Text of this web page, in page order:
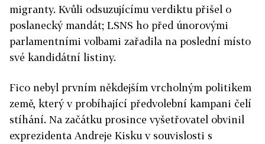
migranty. Kvůli odsuzujícímu verdiktu přišel o
poslanecký mandát; LSNS ho před únorovými
parlamentními volbami zařadila na poslední místo
své kandidátní listiny.
Fico nebyl prvním někdejším vrcholným politikem
země, který v probíhající předvolební kampani čelí
stíhání. Na začátku prosince vyšetřovatel obvinil
exprezidenta Andreje Kisku v souvislosti s